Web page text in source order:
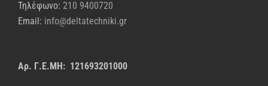
Τηλέφωνο: 210 9400720
Email: info@deltatechniki.gr
Αρ. Γ.Ε.ΜΗ: 121693201000